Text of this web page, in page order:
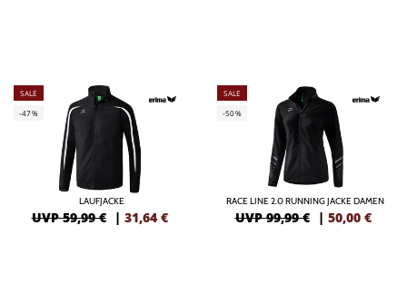
SALE
-47%
LAUFJACKE
UVP 59,99 € | 31,64 €
SALE
-50%
RACE LINE 2.0 RUNNING JACKE DAMEN
UVP 99,99 € | 50,00 €